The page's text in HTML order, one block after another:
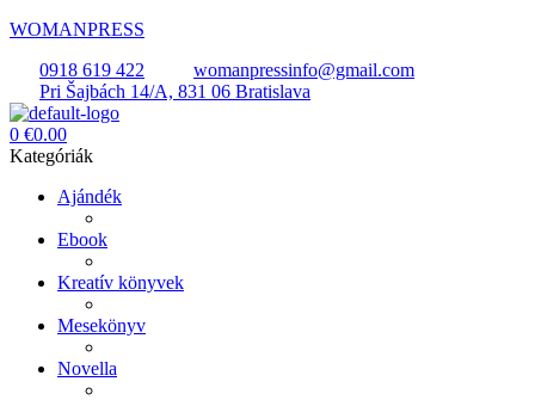
WOMANPRESS
0918 619 422
womanpressinfo@gmail.com
Pri Šajbách 14/A, 831 06 Bratislava
Menü
0 €0.00
Kategóriák
Ajándék
Ebook
Kreatív könyvek
Mesekönyv
Novella